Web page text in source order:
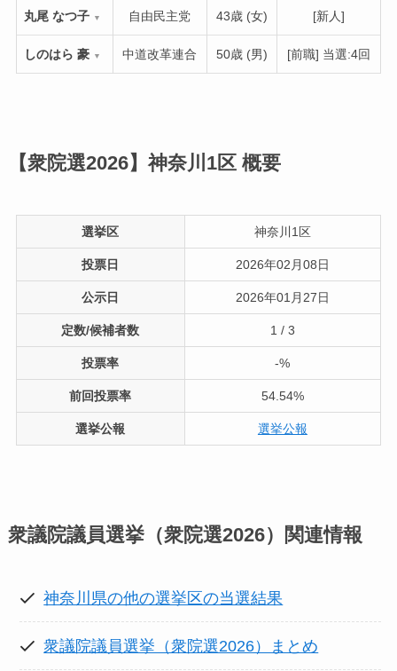
丸尾 なつ子 ▼ 自由民主党 43歳 (女) [新人]
しのはら 豪 ▼ 中道改革連合 50歳 (男) [前職] 当選:4回
【衆院選2026】神奈川1区 概要
選挙区 神奈川1区
投票日 2026年02月08日
公示日 2026年01月27日
定数/候補者数 1 / 3
投票率 -%
前回投票率 54.54%
選挙公報 選挙公報
衆議院議員選挙（衆院選2026） 関連情報
神奈川県の他の選挙区の当選結果
衆議院議員選挙（衆院選2026）まとめ